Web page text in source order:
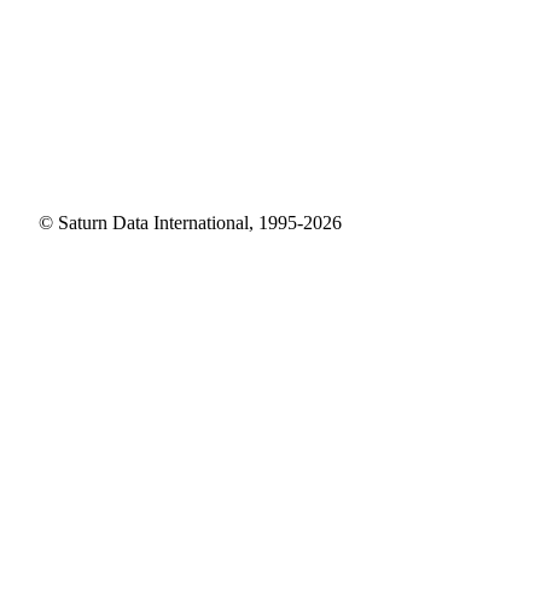
© Saturn Data International, 1995-2026